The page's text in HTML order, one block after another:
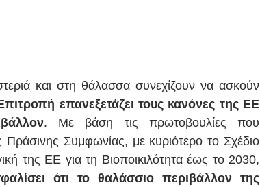
και στη θάλασσα συνεχίζουν να ασκούν
επανεξετάζει τους κανόνες της ΕΕ
. Με βάση τις πρωτοβουλίες που
Συμφωνίας, με κυριότερο το Σχέδιο
της ΕΕ για τη Βιοποικιλότητα έως το 2030,
ότι το θαλάσσιο περιβάλλον της